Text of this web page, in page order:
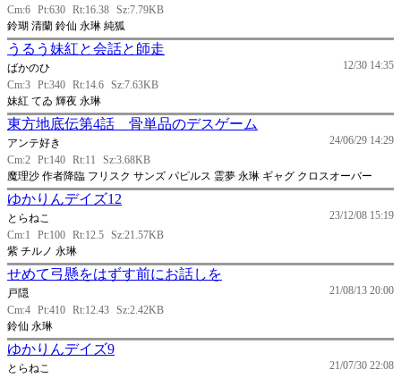
Cm:6 Pt:630 Rt:16.38 Sz:7.79KB
鈴瑚 清蘭 鈴仙 永琳 純狐
うるう妹紅と会話と師走
12/30 14:35
ばかのひ
Cm:3 Pt:340 Rt:14.6 Sz:7.63KB
妹紅 てゐ 輝夜 永琳
東方地底伝第4話 骨単品のデスゲーム
24/06/29 14:29
アンテ好き
Cm:2 Pt:140 Rt:11
Sz:3.68KB
魔理沙 作者降臨 フリスク サンズ パピルス 霊夢 永琳 ギャグ クロスオーバー
ゆかりんデイズ12
23/12/08 15:19
とらねこ
Cm:1
Pt:100 Rt:12.5 Sz:21.57KB
紫 チルノ 永琳
せめて弓懸をはずす前にお話しを
21/08/13 20:00
戸隠
Cm:4 Pt:410 Rt:12.43 Sz:2.42KB
鈴仙 永琳
ゆかりんデイズ9
21/07/30 22:08
とらねこ